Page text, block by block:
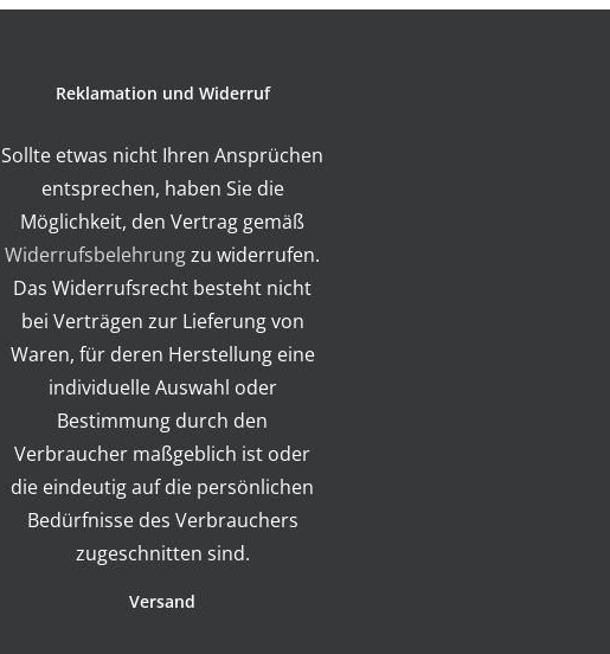
Reklamation und Widerruf
Sollte etwas nicht Ihren Ansprüchen
entsprechen, haben Sie die
Möglichkeit, den Vertrag gemäß
Widerrufsbelehrungzu widerrufen.
Das Widerrufsrecht besteht nicht
bei Verträgen zur Lieferung von
Waren, für deren Herstellung eine
individuelle Auswahl oder
Bestimmung durch den
Verbraucher maßgeblich ist oder
die eindeutig auf die persönlichen
Bedürfnisse des Verbrauchers
zugeschnitten sind.
Versand